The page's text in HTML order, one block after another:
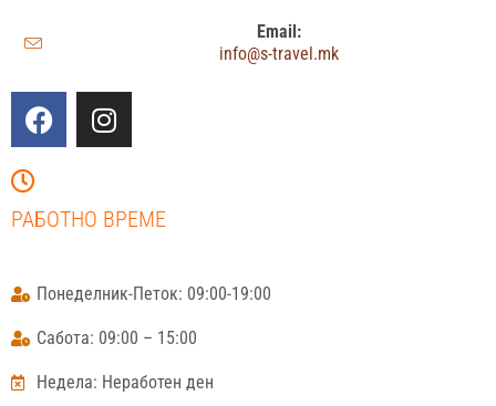
Email:
info@s-travel.mk
РАБОТНО ВРЕМЕ
Понеделник-Петок: 09:00-19:00
Сабота: 09:00 – 15:00
Недела: Неработен ден